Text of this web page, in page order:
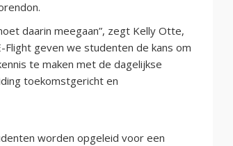
daarin meegaan”, zegt Kelly Otte,
Flight geven we studenten de kans om
te maken met de dagelijkse
toekomstgericht en
worden opgeleid voor een